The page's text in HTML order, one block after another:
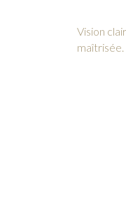
Vision
maîtrisée.